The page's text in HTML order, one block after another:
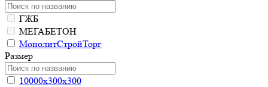
ГЖБ
МЕГАБЕТОН
МонолитСтройТорг
Размер
10000х300х300